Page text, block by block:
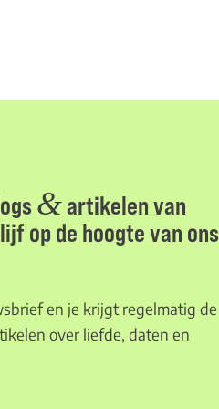
&artikelen van
op de hoogte van ons
en je krijgt regelmatig de
over liefde, daten en